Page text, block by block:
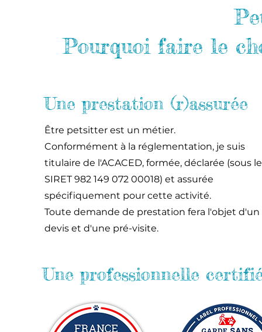
Pourquoi faire le
Une prestation (r)assurée
Être petsitter est un métier.
Conformément à la réglementation, je suis
titulaire de l'ACACED, formée, déclarée (sous le
SIRET 982 149 072 00018) et assurée
spécifiquement pour cette activité.
Toute demande de prestation fera l'objet d'un
devis et d'une pré-visite.
Une professionnelle